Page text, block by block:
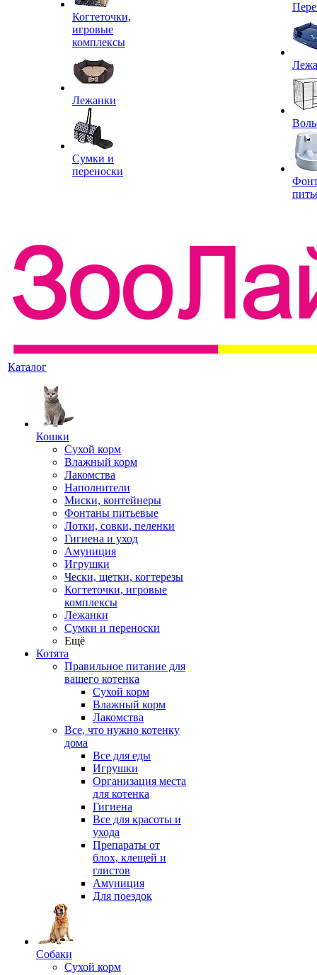
Когтеточки,
игровые
комплексы
Лежанки
Сумки и
переноски
Каталог
Кошки
Сухой корм
Влажный корм
Лакомства
Наполнители
Миски, контейнеры
Фонтаны питьевые
Лотки, совки, пеленки
Гигиена и уход
Амуниция
Игрушки
Чески, щетки, когтерезы
Когтеточки, игровые
комплексы
Лежанки
Сумки и переноски
Ещё
Котята
Правильное питание для
вашего котенка
Сухой корм
Влажный корм
Лакомства
Все, что нужно котенку
дома
Все для еды
Игрушки
Организация места
для котенка
Гигиена
Все для красоты и
ухода
Препараты от
блох, клещей и
глистов
Амуниция
Для поездок
Собаки
Сухой корм